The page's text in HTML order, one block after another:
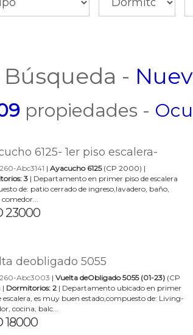
-
propiedades -
6125- 1er piso escalera-
Abc3141 | Ayacucho 6125(CP 2000) |
3 | Departamento en primer piso de escalera
de: patio cerrado de ingreso,lavadero, baño,
23000
deobligado 5055
Abc3003 | Vuelta deObligado 5055 (01-23) (CP
| Dormitorios: 2 | Departamento ubicado en primer
escalera, es muy buen estado,compuesto de: Living-
cocina, balc...
18000